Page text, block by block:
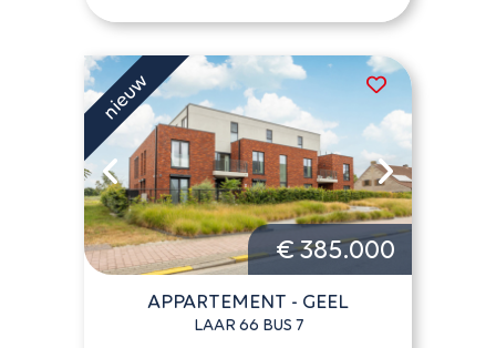
€ 385.000
APPARTEMENT - GEEL
LAAR 66 BUS 7